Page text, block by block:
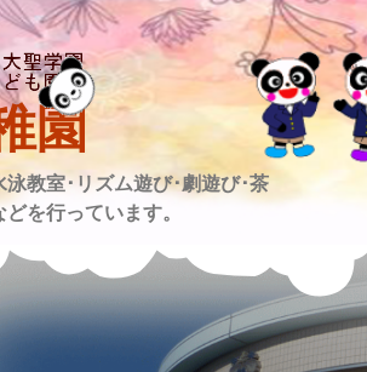
園
教室･リズム遊び･劇遊び･茶
を行っています。